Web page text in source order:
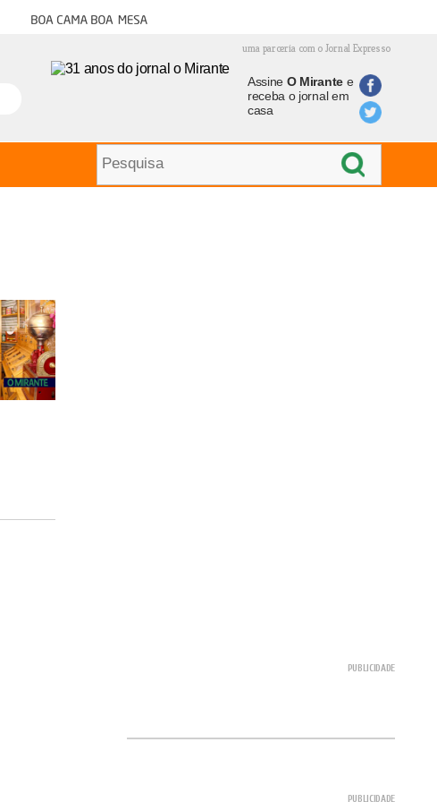
Boa cama boa mesa
uma parceria com o Jornal Expresso
Assine O Mirantee
receba o jornal em
casa